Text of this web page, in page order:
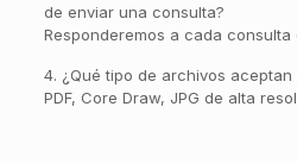
de enviar una consulta?
Responderemos a cada
4. ¿Qué tipo de archivos aceptan
PDF, Core Draw, JPG de alta